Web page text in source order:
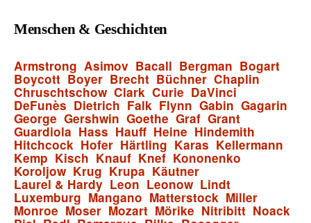
Menschen & Geschichten
Armstrong Asimov Bacall Bergman Bogart
Boycott Boyer Brecht Büchner Chaplin
Chruschtschow Clark Curie DaVinci
DeFunès Dietrich Falk Flynn Gabin Gagarin
George Gershwin Goethe Graf Grant
Guardiola Hass Hauff Heine Hindemith
Hitchcock Hofer Härtling Karas Kellermann
Kemp Kisch Knauf Knef Kononenko
Koroljow Krug Krupa Käutner
Laurel & Hardy Leon Leonow Lindt
Luxemburg Mangano Matterstock Miller
Monroe Moser Mozart Mörike Nitribitt Noack